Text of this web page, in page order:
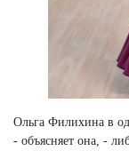
Ольга Филихина в
- объясняет она, -